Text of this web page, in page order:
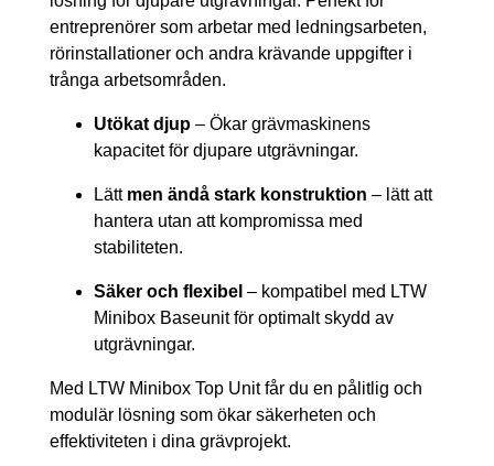
entreprenörer som arbetar med ledningsarbeten,
rörinstallationer och andra krävande uppgifter i
trånga arbetsområden.
Utökat djup – Ökar grävmaskinens
kapacitet för djupare utgrävningar.
Lätt men ändå stark konstruktion – lätt att
hantera utan att kompromissa med
stabiliteten.
Säker och flexibel – kompatibel med LTW
Minibox Baseunit för optimalt skydd av
utgrävningar.
Med LTW Minibox Top Unit får du en pålitlig och
modulär lösning som ökar säkerheten och
effektiviteten i dina grävprojekt.